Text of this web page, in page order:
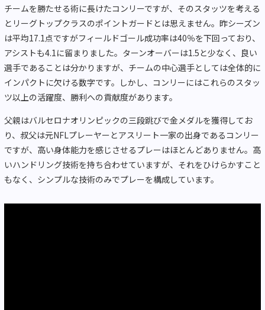
チームを勝たせる術に長けたコンリーですが、そのスタッツを考える
とリーグトップクラスのポイントガードとは思えません。昨シーズン
は平均17.1点ですがフィールドゴール成功率は40％を下回っており、
アシストも4.1に留まりました。ターンオーバーは1.5と少なく、良い
選手であることは分かりますが、チームの中心選手としては全体的に
インパクトに欠ける数字です。しかし、コンリーにはこれらのスタッ
ツ以上の活躍度、勝利への貢献度があります。
父親はバルセロナオリンピックの三段跳びで金メダルを獲得してお
り、叔父は元NFLプレーヤーとアスリート一家の出身であるコンリー
ですが、高い身体能力を感じさせるプレーはほとんどありません。高
いハンドリング技術を持ち合わせていますが、それをひけらかすこと
もなく、シンプルな技術のみでプレーを構成しています。